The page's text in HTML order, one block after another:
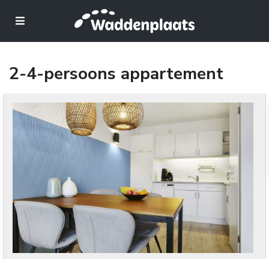
2-4-persoons appartement